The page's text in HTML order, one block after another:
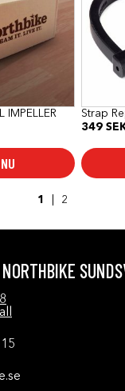
IMPELLER
Strap
349
1 2
NORTHBIKE